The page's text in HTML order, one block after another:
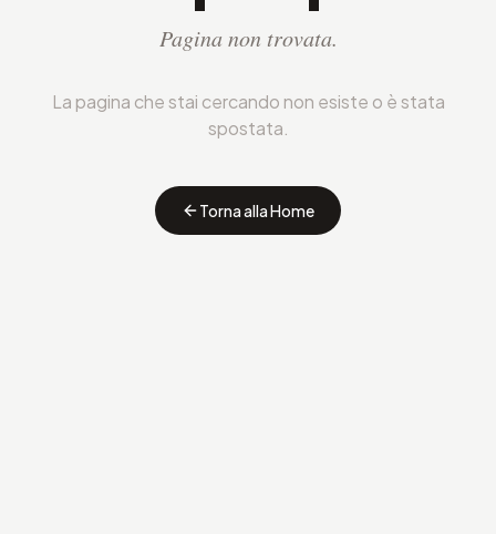
Pagina non trovata.
La pagina che stai cercando non esiste o è stata
spostata.
Torna alla Home